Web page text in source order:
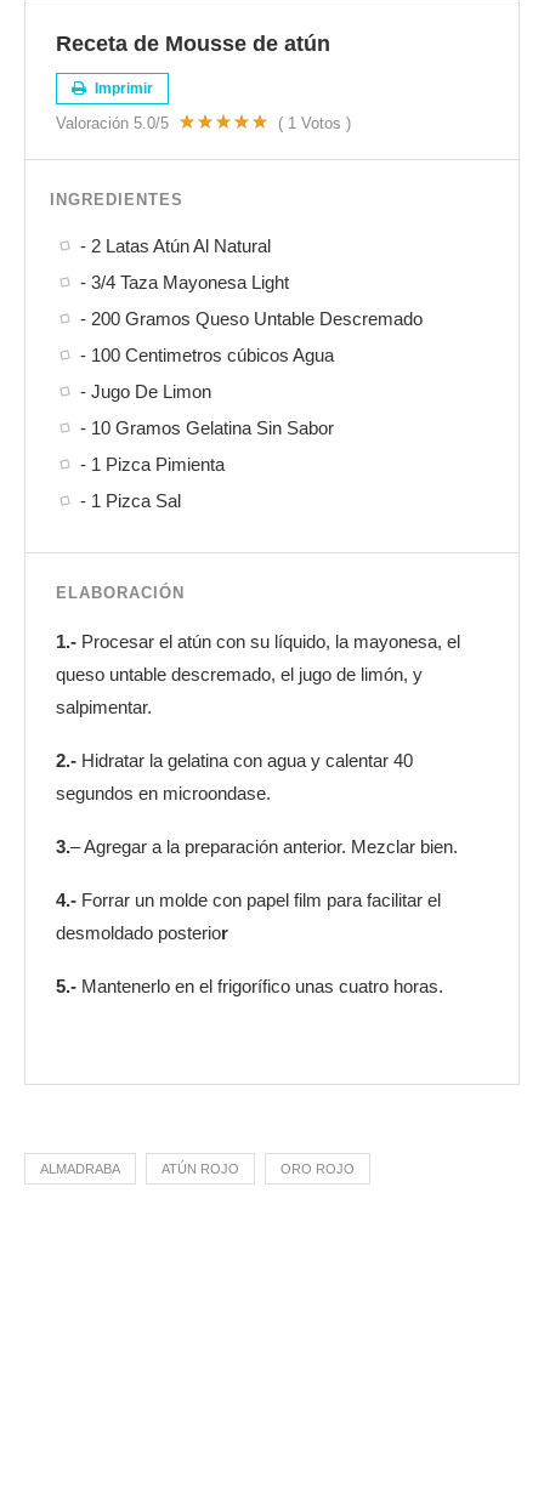
Receta de Mousse de atún
Imprimir
Valoración 5.0/5 ( 1 Votos )
INGREDIENTES
- 2 Latas Atún Al Natural
- 3/4 Taza Mayonesa Light
- 200 Gramos Queso Untable Descremado
- 100 Centimetros cúbicos Agua
- Jugo De Limon
- 10 Gramos Gelatina Sin Sabor
- 1 Pizca Pimienta
- 1 Pizca Sal
ELABORACIÓN
1.- Procesar el atún con su líquido, la mayonesa, el
queso untable descremado, el jugo de limón, y
salpimentar.
2.- Hidratar la gelatina con agua y calentar 40
segundos en microondase.
3.– Agregar a la preparación anterior. Mezclar bien.
4.- Forrar un molde con papel film para facilitar el
desmoldado posterior
5.- Mantenerlo en el frigorífico unas cuatro horas.
ALMADRABA ATÚN ROJO ORO ROJO